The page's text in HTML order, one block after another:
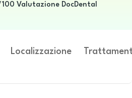
Valutazione DocDental
Localizzazione